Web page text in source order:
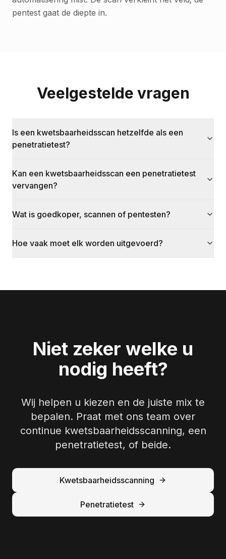
pentest gaat de diepte in.
Veelgestelde vragen
Is een kwetsbaarheidsscan hetzelfde als een
penetratietest?
Kan een kwetsbaarheidsscan een penetratietest
vervangen?
Wat is goedkoper, scannen of pentesten?
Hoe vaak moet elk worden uitgevoerd?
Niet zeker welke u
nodig heeft?
Wij helpen u kiezen en de juiste mix te
bepalen. Praat met ons team over
continue kwetsbaarheidsscanning, een
penetratietest, of beide.
Kwetsbaarheidsscanning
Penetratietest